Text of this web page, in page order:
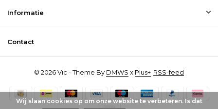
Informatie
Contact
© 2026 Vic - Theme By DMWS x Plus+ RSS-feed
Wij slaan cookies op om onze website te verbeteren. Is dat